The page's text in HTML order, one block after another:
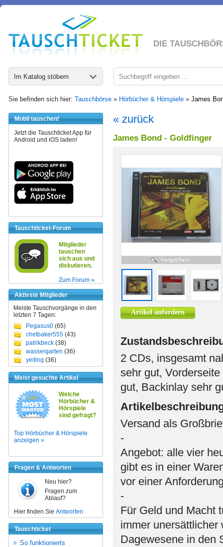
DIE
Im Katalog stöbern
Sie befinden sich hier: Tauschbörse » Hörbücher & Hörspiele » James
Mobil tauschen!
Jetzt die Tauschticket App für
Android und iOS laden!
Tauschticket-Forum
Mitglieder
tauschen
sich aus und
diskutieren.
Zum Forum »
Aktivste Mitglieder
Meiste Tauschvorgänge in den
letzten 7 Tagen:
Pegasus0 (65)
chetbaker555 (43)
patrikbeck (38)
wassergarten (36)
yeiting (36)
Meist gesuchte Artikel
Welche
Hörbücher &
Hörspiele
sind gefragt?
Top Hörbücher & Hörspiele
anzeigen »
Fragen & Antworten
Neu hier?
Fragen zum
Ablauf?
Hier finden Sie Antworten
Tauschticket
So funktionierts
« zurück
James Bond - Goldfinger
Artikel anfordern
2 CDs, insgesamt
sehr gut,
gut, Backinlay sehr
Versand als
-
Angebot: alle vier
gibt es in einer
vor einer
-
Für Geld und Macht
immer
Dagewesene in den